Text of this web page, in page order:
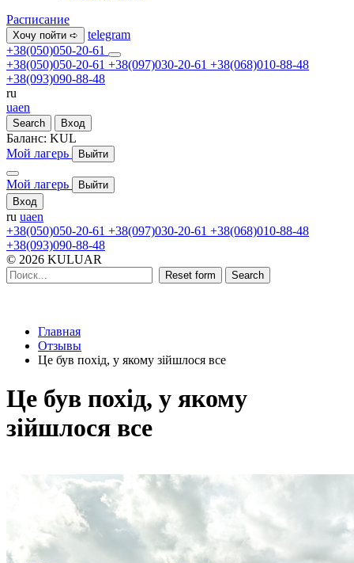
Расписание
Хочу пойти ➪
telegram
+38(050)050-20-61
+38(050)050-20-61 +38(097)030-20-61 +38(068)010-88-48
+38(093)090-88-48
ru
uaen
Search Вход
Баланс: KUL
Мой лагерь
Выйти
Мой лагерь
Выйти
Вход
ru uaen
+38(050)050-20-61 +38(097)030-20-61 +38(068)010-88-48
+38(093)090-88-48
© 2026 KULUAR
Reset form Search
Главная
Отзывы
Це був похід, у якому зійшлося все
Це був похід, у якому
зійшлося все